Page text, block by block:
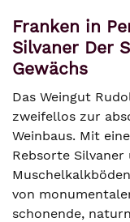
Franken in
Silvaner Der
Gewächs
Das Weingut
zweifellos zur
Weinbaus. Mit
Rebsorte
von
schonende,